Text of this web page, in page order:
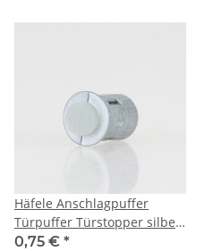
Häfele Anschlagpuffer
Türpuffer Türstopper silber
für Türen Schränke
0,75 € *